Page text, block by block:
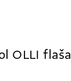
na vodu